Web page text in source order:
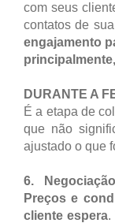
com seus
contatos de
engajamento
DURANTE A
É a etapa de
que não
ajustado o que
6. Negociação
Preços e
cliente espera.